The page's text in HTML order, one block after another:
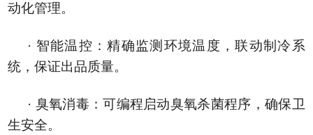
动化管理。
· 智能温控：精确监测环境温度，联动制冷系
统，保证出品质量。
· 臭氧消毒：可编程启动臭氧杀菌程序，确保卫
生安全。